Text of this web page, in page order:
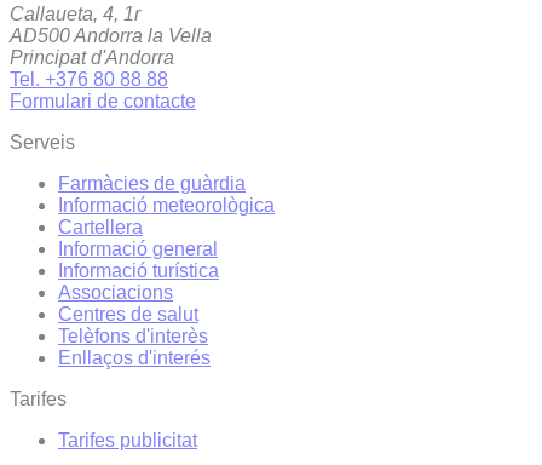
Callaueta, 4, 1r
AD500 Andorra la Vella
Principat d'Andorra
Tel. +376 80 88 88
Formulari de contacte
Serveis
Farmàcies de guàrdia
Informació meteorològica
Cartellera
Informació general
Informació turística
Associacions
Centres de salut
Telèfons d'interès
Enllaços d'interés
Tarifes
Tarifes publicitat